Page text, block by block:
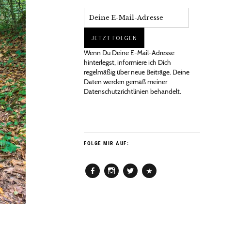
Wenn Du Deine E-Mail-Adresse
hinterlegst, informiere ich Dich
regelmäßig über neue Beiträge. Deine
Daten werden gemäß meiner
Datenschutzrichtlinien behandelt.
FOLGE MIR AUF: